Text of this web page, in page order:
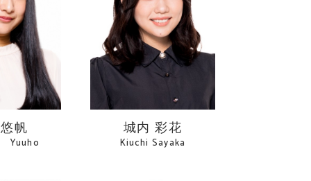
帆
Yuuho
城内 彩花
Kiuchi Sayaka